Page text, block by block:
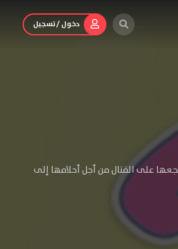
دخول / تسجيل
على القتال من أجل أحلامها إلى